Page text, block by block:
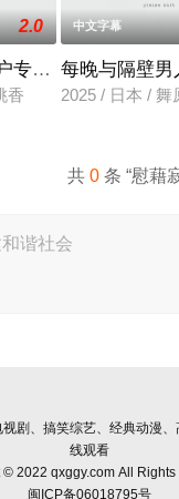
2.0
专用洞口
香
中文字幕
每晚与隔壁男
2025 / 日本 / 舞
共0 条 “慰藉
剧、搞笑综艺、经典动漫
线观看
2022 qxggy.com All Rights
闽ICP备06018795号